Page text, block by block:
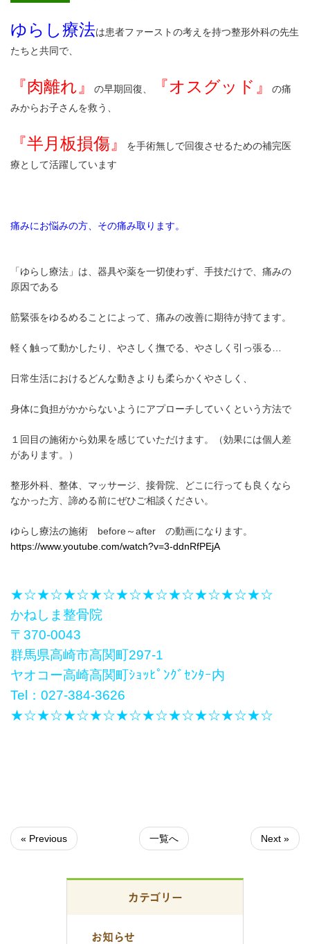
ゆらし療法は患者ファーストの考えを持つ整形外科の先生
たちと共同で、
『肉離れ』 の早期回復、 『オスグッド』
の痛
みからお子さんを救う、
『半月板損傷』
を手術無しで回復させるための補完医
療として活躍しています
痛みにお悩みの方、その痛み取ります。
「ゆらし療法」は、器具や薬を一切使わず、手技だけで、痛みの
原因である
筋緊張をゆるめることによって、痛みの改善に期待が持てます。
軽く触って動かしたり、やさしく撫でる、やさしく引っ張る…
日常生活におけるどんな動きよりも柔らかくやさしく、
身体に負担がかからないようにアプローチしていくという方法で
１回目の施術から効果を感じていただけます。（効果には個人差
があります。）
整形外科、整体、マッサージ、接骨院、どこに行っても良くなら
なかった方、諦める前にぜひご相談ください。
ゆらし療法の施術 before～after の動画になります。
https://www.youtube.com/watch?v=3-ddnRfPEjA
★☆★☆★☆★☆★☆★☆★☆★☆★☆★☆
かねしま整骨院
〒370-0043
群馬県高崎市高関町297-1
ヤオコー高崎高関町ｼｮｯﾋﾟﾝｸﾞｾﾝﾀｰ内
Tel： 027-384-3626
★☆★☆★☆★☆★☆★☆★☆★☆★☆★☆
« Previous 一覧へ Next »
カテゴリー
お知らせ